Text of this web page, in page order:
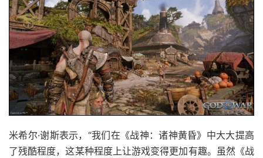
米希尔·谢斯表示，“我们在《战神：诸神黄昏》中大大提高
了残酷程度，这某种程度上让游戏变得更加有趣。虽然《战